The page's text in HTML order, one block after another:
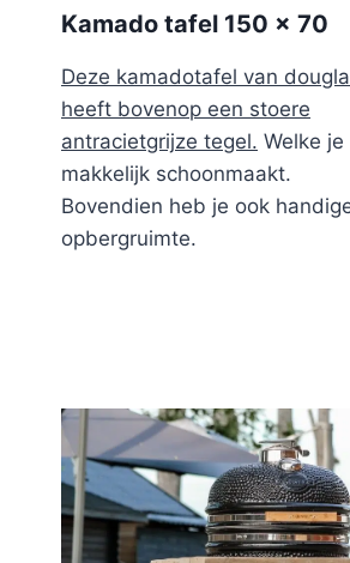
Kamado tafel 150 x 70
Deze kamadotafel van
heeft bovenop een stoere
antracietgrijze tegel. Welke je
makkelijk schoonmaakt.
Bovendien heb je ook
opbergruimte.